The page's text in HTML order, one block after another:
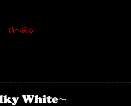
前へ戻る